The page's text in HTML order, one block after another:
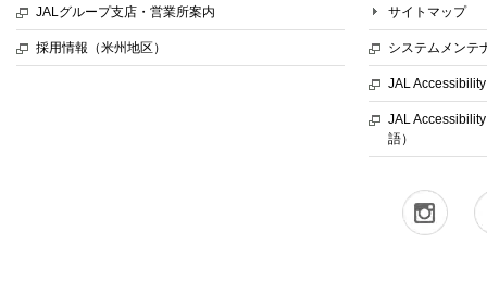
JALグループ支店・営業所案内
採用情報（米州地区）
サイトマップ
システムメンテ
JAL
JAL
語）